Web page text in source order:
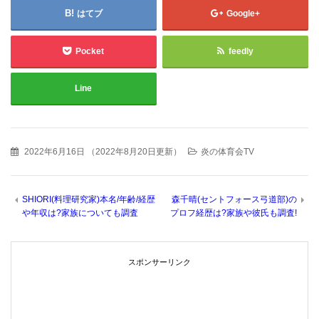
はてブ Google+
Pocket feedly
Line
2022年6月16日 （2022年8月20日更新） 炎の体育会TV
SHIORI(料理研究家)本名/年齢/経歴
や年収は?家族についても調査
森千晴(セントフォース弓道部)の
プロフ経歴は?家族や彼氏も調査!
スポンサーリンク